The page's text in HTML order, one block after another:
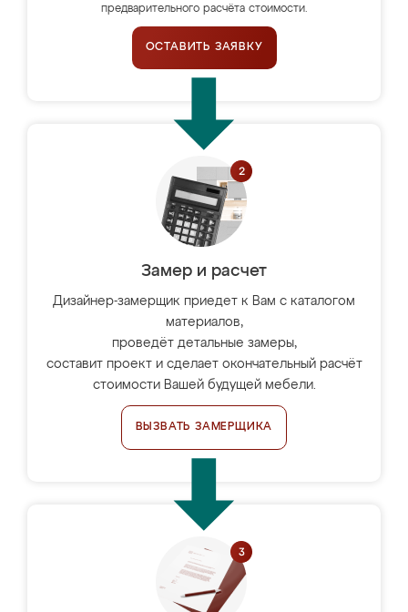
предварительного расчёта стоимости.
ОСТАВИТЬ ЗАЯВКУ
Замер и расчет
Дизайнер-замерщик приедет к Вам с каталогом
материалов,
проведёт детальные замеры,
составит проект и сделает окончательный расчёт
стоимости Вашей будущей мебели.
ВЫЗВАТЬ ЗАМЕРЩИКА